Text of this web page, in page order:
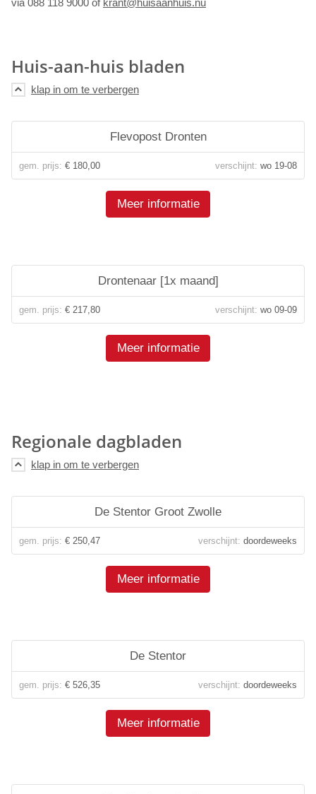
via 088 118 9000 of krant@huisaanhuis.nu
Huis-aan-huis bladen
Flevopost Dronten
gem. prijs: € 180,00 verschijnt: wo 19-08
Meer informatie
Drontenaar [1x maand]
gem. prijs: € 217,80 verschijnt: wo 09-09
Meer informatie
Regionale dagbladen
De Stentor Groot Zwolle
gem. prijs: € 250,47 verschijnt: doordeweeks
Meer informatie
De Stentor
gem. prijs: € 526,35 verschijnt: doordeweeks
Meer informatie